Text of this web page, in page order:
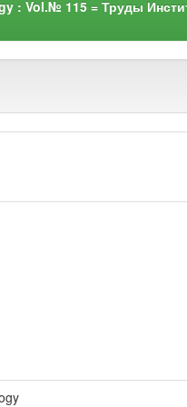
: Vol.№ 115 = Труды